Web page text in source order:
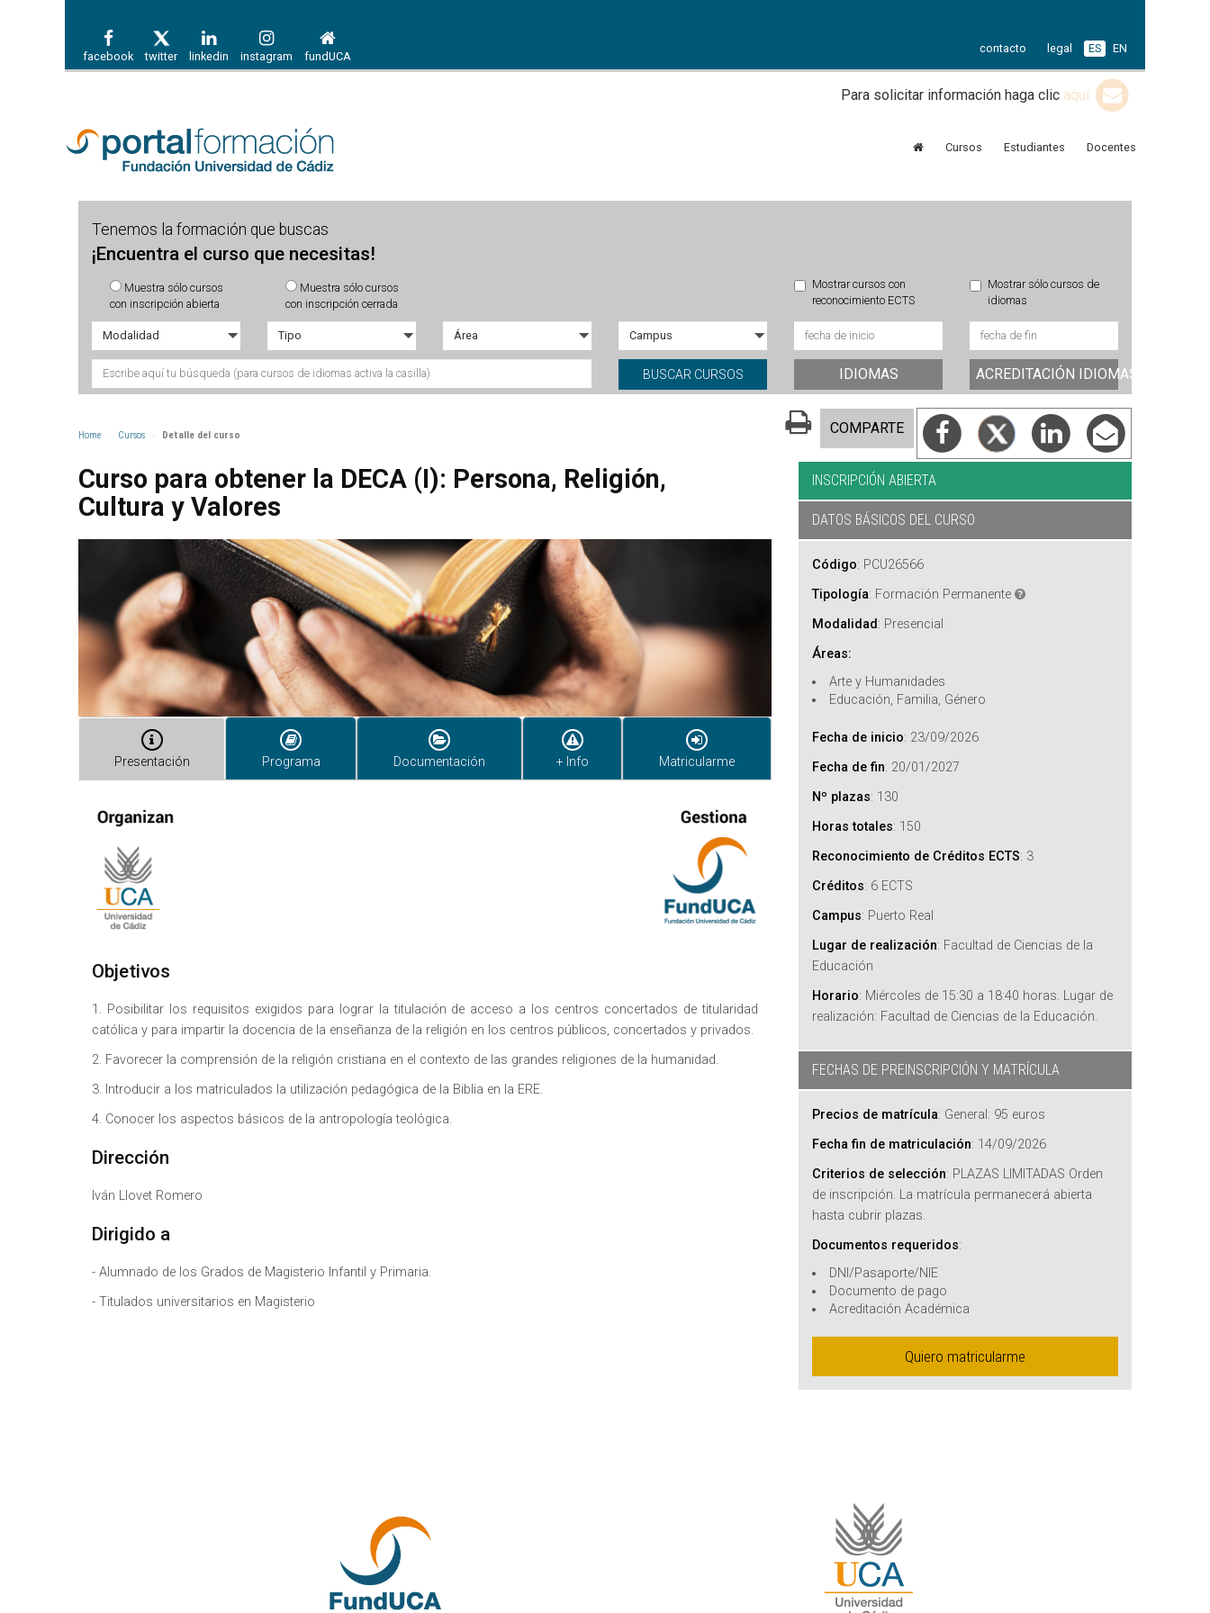
facebook twitter linkedin instagram fundUCA
contacto legal ES EN
Para solicitar información haga clic aquí
Cursos Estudiantes Docentes
Tenemos la formación que buscas
¡Encuentra el curso que necesitas!
Muestra sólo cursos
con inscripción abierta
Muestra sólo cursos
con inscripción cerrada
Mostrar cursos con
reconocimiento ECTS
Mostrar sólo cursos de
idiomas
IDIOMAS ACREDITACIÓN IDIOMAS
Home Cursos Detalle del curso COMPARTE
Curso para obtener la DECA (I): Persona, Religión,
Cultura y Valores
Presentación Programa Documentación + Info Matricularme
Objetivos
1. Posibilitar los requisitos exigidos para lograr la titulación de acceso a los centros concertados de titularidad
católica y para impartir la docencia de la enseñanza de la religión en los centros públicos, concertados y privados.
2. Favorecer la comprensión de la religión cristiana en el contexto de las grandes religiones de la humanidad.
3. Introducir a los matriculados la utilización pedagógica de la Biblia en la ERE.
4. Conocer los aspectos básicos de la antropología teológica.
Dirección
Iván Llovet Romero
Dirigido a
- Alumnado de los Grados de Magisterio Infantil y Primaria.
- Titulados universitarios en Magisterio
INSCRIPCIÓN ABIERTA
DATOS BÁSICOS DEL CURSO
Código: PCU26566
Tipología: Formación Permanente
Modalidad: Presencial
Áreas:
Arte y Humanidades
Educación, Familia, Género
Fecha de inicio: 23/09/2026
Fecha de fin: 20/01/2027
Nº plazas: 130
Horas totales: 150
Reconocimiento de Créditos ECTS: 3
Créditos: 6 ECTS
Campus: Puerto Real
Lugar de realización: Facultad de Ciencias de la
Educación
Horario: Miércoles de 15:30 a 18:40 horas. Lugar de
realización: Facultad de Ciencias de la Educación.
FECHAS DE PREINSCRIPCIÓN Y MATRÍCULA
Precios de matrícula: General: 95 euros
Fecha fin de matriculación: 14/09/2026
Criterios de selección: PLAZAS LIMITADAS Orden
de inscripción. La matrícula permanecerá abierta
hasta cubrir plazas.
Documentos requeridos:
DNI/Pasaporte/NIE
Documento de pago
Acreditación Académica
Quiero matricularme